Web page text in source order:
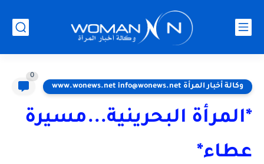
وكالة أخبار المرأة www.wonews.net info@wonews.net
0
*المرأة البحرينية...مسيرة
عطاء*